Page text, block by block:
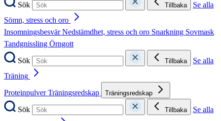
Sök
Tillbaka
Se alla
Sömn, stress och oro
InsomningsbesvärNedstämdhet, stress och oro Snarkning Sovmask
Tandgnissling Örngott
Sök
Tillbaka
Se alla
Träning
ProteinpulverTräningsredskap Träningsredskap
Sök Tillbaka
Se alla